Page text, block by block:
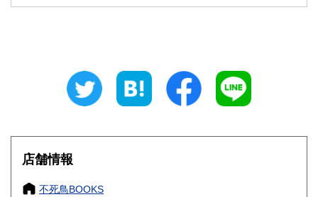
600円 長野県
店舗情報
不死鳥BOOKS